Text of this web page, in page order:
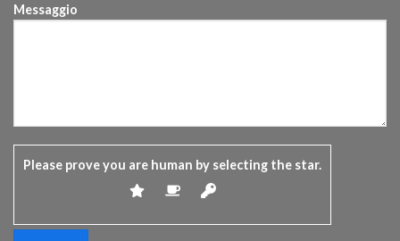
Messaggio
Please prove you are human by selecting the star.